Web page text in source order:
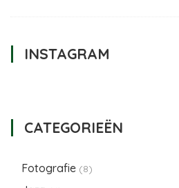
INSTAGRAM
CATEGORIEËN
Fotografie (8)